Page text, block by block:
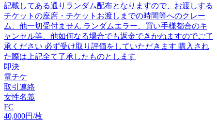
記載してある通りランダム配布となりますので、お渡しする
チケットの座席・チケットお渡しまでの時間等へのクレー
ム、他一切受付ません ランダムエラー、買い手様都合のキ
ャンセル等、他如何なる場合でも返金できかねますのでご了
承ください 必ず受け取り評価をしていただきます 購入され
た際は上記全て了承したものとします
即決
電チケ
取引連絡
女性名義
FC
40,000円/枚